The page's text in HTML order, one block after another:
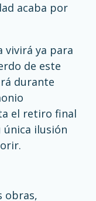
acaba por
vivirá ya para
de este
durante
el retiro final
única ilusión
obras,